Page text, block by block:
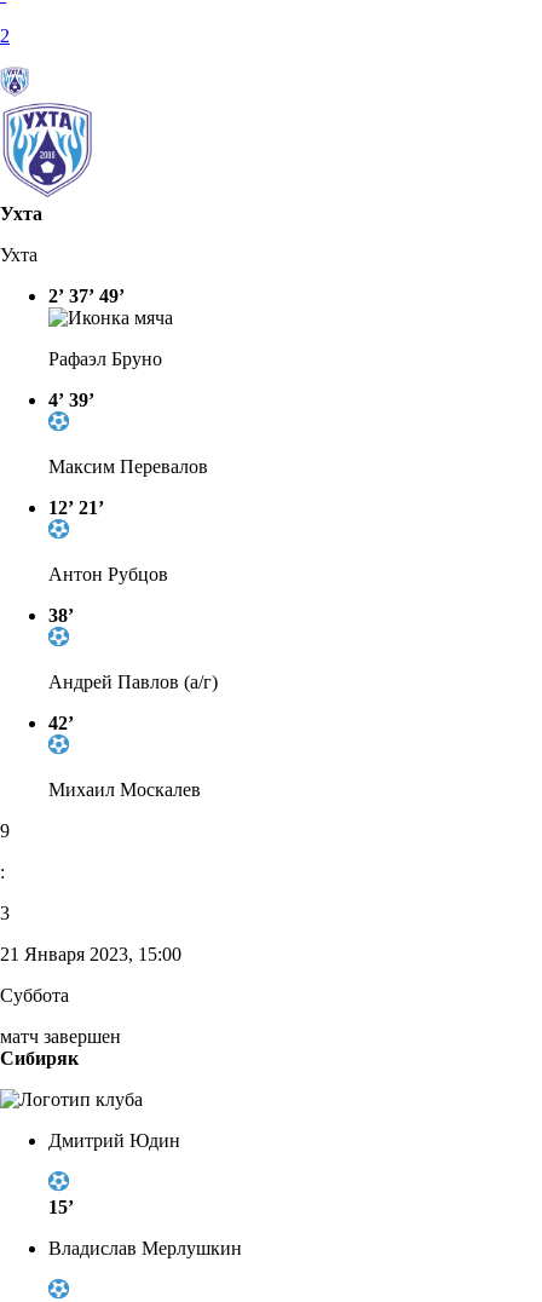
2
Ухта
Ухта
2’ 37’ 49’
Рафаэл Бруно
4’ 39’
Максим Перевалов
12’ 21’
Антон Рубцов
38’
Андрей Павлов (а/г)
42’
Михаил Москалев
9
:
3
21 Января 2023, 15:00
Суббота
матч завершен
Сибиряк
Дмитрий Юдин
15’
Владислав Мерлушкин